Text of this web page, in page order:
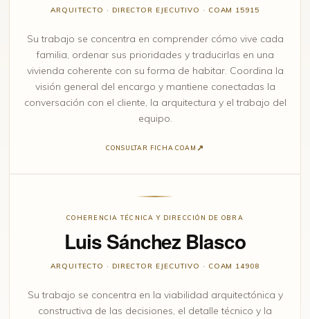
ARQUITECTO · DIRECTOR EJECUTIVO · COAM 15915
Su trabajo se concentra en comprender cómo vive cada
familia, ordenar sus prioridades y traducirlas en una
vivienda coherente con su forma de habitar. Coordina la
visión general del encargo y mantiene conectadas la
conversación con el cliente, la arquitectura y el trabajo del
equipo.
CONSULTAR FICHA COAM
COHERENCIA TÉCNICA Y DIRECCIÓN DE OBRA
Luis Sánchez Blasco
ARQUITECTO · DIRECTOR EJECUTIVO · COAM 14908
Su trabajo se concentra en la viabilidad arquitectónica y
constructiva de las decisiones, el detalle técnico y la